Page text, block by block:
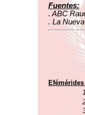
Fuentes:
. ABC
. La